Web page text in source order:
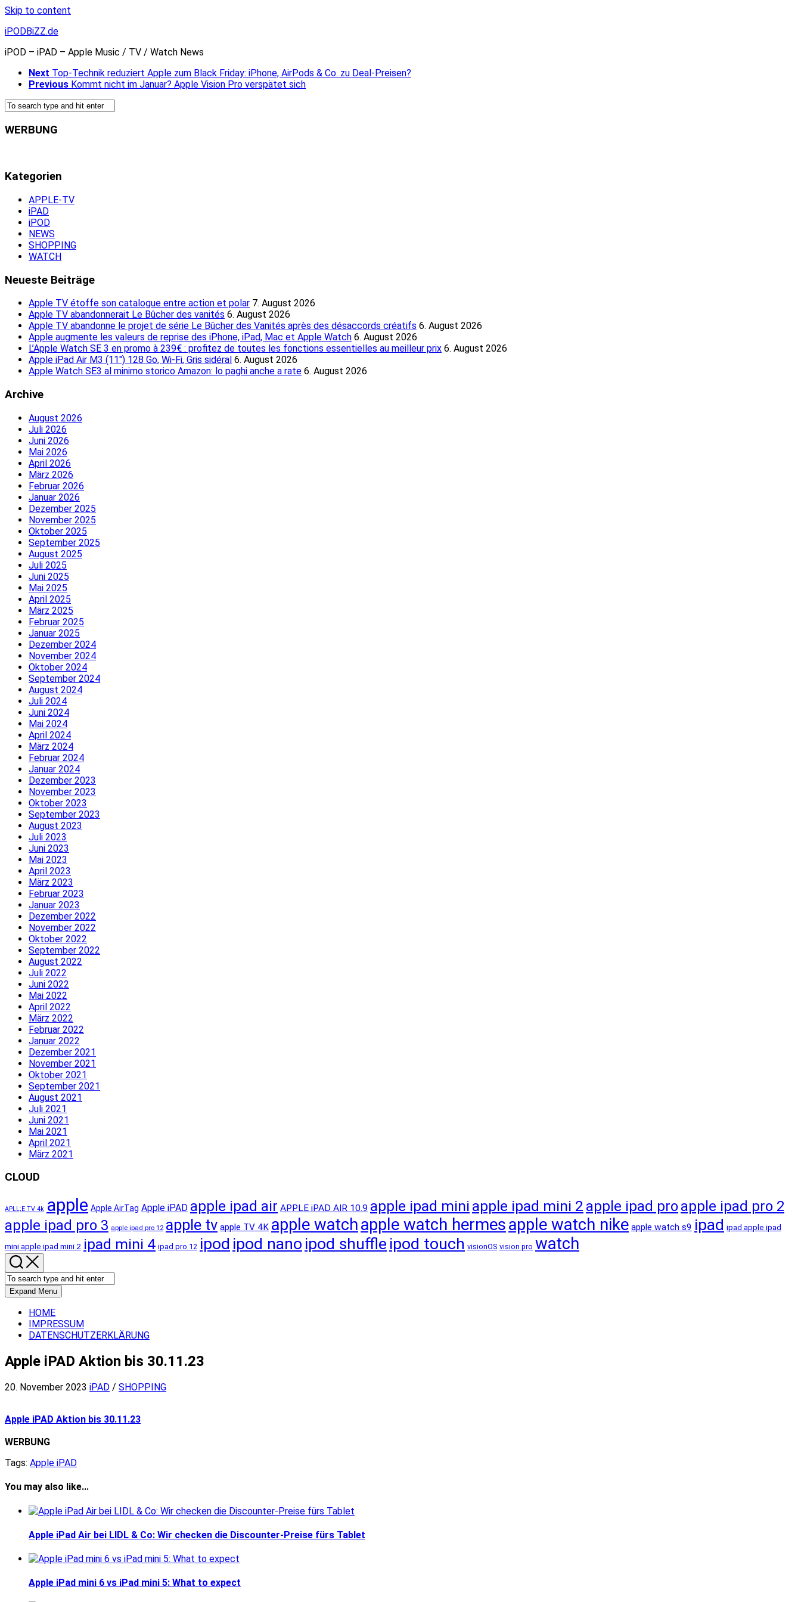
Skip to content
iPODBiZZ.de
iPOD – iPAD – Apple Music / TV / Watch News
Next Top-Technik reduziert Apple zum Black Friday: iPhone, AirPods & Co. zu Deal-Preisen?
Previous Kommt nicht im Januar? Apple Vision Pro verspätet sich
WERBUNG
Kategorien
APPLE-TV
iPAD
iPOD
NEWS
SHOPPING
WATCH
Neueste Beiträge
Apple TV étoffe son catalogue entre action et polar 7. August 2026
Apple TV abandonnerait Le Bûcher des vanités 6. August 2026
Apple TV abandonne le projet de série Le Bûcher des Vanités après des désaccords créatifs 6. August 2026
Apple augmente les valeurs de reprise des iPhone, iPad, Mac et Apple Watch 6. August 2026
L’Apple Watch SE 3 en promo à 239€ : profitez de toutes les fonctions essentielles au meilleur prix 6. August 2026
Apple iPad Air M3 (11″) 128 Go, Wi-Fi, Gris sidéral 6. August 2026
Apple Watch SE3 al minimo storico Amazon: lo paghi anche a rate 6. August 2026
Archive
August 2026
Juli 2026
Juni 2026
Mai 2026
April 2026
März 2026
Februar 2026
Januar 2026
Dezember 2025
November 2025
Oktober 2025
September 2025
August 2025
Juli 2025
Juni 2025
Mai 2025
April 2025
März 2025
Februar 2025
Januar 2025
Dezember 2024
November 2024
Oktober 2024
September 2024
August 2024
Juli 2024
Juni 2024
Mai 2024
April 2024
März 2024
Februar 2024
Januar 2024
Dezember 2023
November 2023
Oktober 2023
September 2023
August 2023
Juli 2023
Juni 2023
Mai 2023
April 2023
März 2023
Februar 2023
Januar 2023
Dezember 2022
November 2022
Oktober 2022
September 2022
August 2022
Juli 2022
Juni 2022
Mai 2022
April 2022
März 2022
Februar 2022
Januar 2022
Dezember 2021
November 2021
Oktober 2021
September 2021
August 2021
Juli 2021
Juni 2021
Mai 2021
April 2021
März 2021
CLOUD
APLL;E TV 4k apple Apple AirTag Apple iPAD apple ipad air APPLE iPAD AIR 10.9 apple ipad mini apple ipad mini 2 apple ipad proapple ipad pro 2
apple ipad pro 3 apple ipad pro 12 apple tv apple TV 4K apple watchapple watch hermesapple watch nike apple watch s9 ipad ipad apple ipad
mini apple ipad mini 2 ipad mini 4 ipad pro 12 ipod ipod nano ipod shuffle ipod touch visionOS vision pro watch
Expand Menu
HOME
IMPRESSUM
DATENSCHUTZERKLÄRUNG
Apple iPAD Aktion bis 30.11.23
20. November 2023 iPAD / SHOPPING
Apple iPAD Aktion bis 30.11.23
WERBUNG
Tags: Apple iPAD
You may also like...
Apple iPad Air bei LIDL & Co: Wir checken die Discounter-Preise fürs Tablet
Apple iPad mini 6 vs iPad mini 5: What to expect